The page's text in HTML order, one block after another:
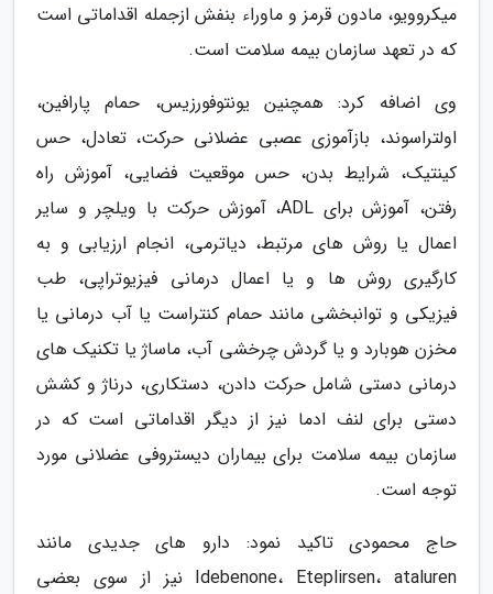
میکروویو، مادون قرمز و ماوراء بنفش ازجمله اقداماتی است
که در تعهد سازمان بیمه سلامت است.
وی اضافه کرد: همچنین یونتوفورزیس، حمام پارافین،
اولتراسوند، بازآموزی عصبی عضلانی حرکت، تعادل، حس
کینتیک، شرایط بدن، حس موقعیت فضایی، آموزش راه
رفتن، آموزش برای ADL، آموزش حرکت با ویلچر و سایر
اعمال یا روش های مرتبط، دیاترمی، انجام ارزیابی و به
کارگیری روش ها و یا اعمال درمانی فیزیوتراپی، طب
فیزیکی و توانبخشی مانند حمام کنتراست یا آب درمانی یا
مخزن هوبارد و یا گردش چرخشی آب، ماساژ یا تکنیک های
درمانی دستی شامل حرکت دادن، دستکاری، درناژ و کشش
دستی برای لنف ادما نیز از دیگر اقداماتی است که در
سازمان بیمه سلامت برای بیماران دیستروفی عضلانی مورد
توجه است.
حاج محمودی تاکید نمود: دارو های جدیدی مانند
Idebenone، Eteplirsen، ataluren نیز از سوی بعضی